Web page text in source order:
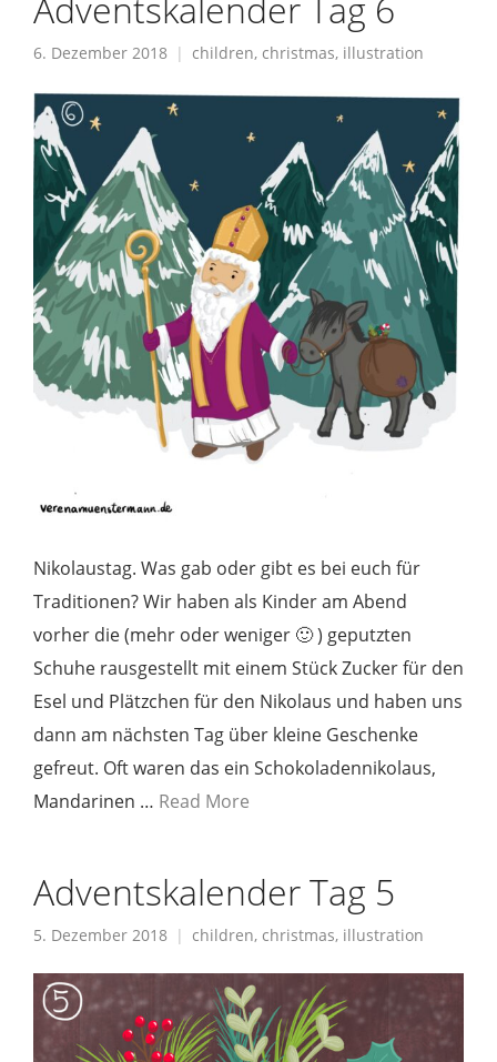
6. Dezember 2018 children, christmas, illustration
Nikolaustag. Was gab oder gibt es bei euch für
Traditionen? Wir haben als Kinder am Abend
vorher die (mehr oder weniger 🙂 ) geputzten
Schuhe rausgestellt mit einem Stück Zucker für den
Esel und Plätzchen für den Nikolaus und haben uns
dann am nächsten Tag über kleine Geschenke
gefreut. Oft waren das ein Schokoladennikolaus,
Mandarinen … Read More
Adventskalender Tag 5
5. Dezember 2018 children, christmas, illustration